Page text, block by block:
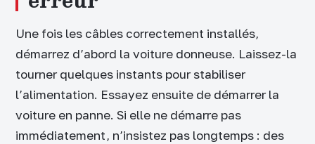
Une fois les câbles correctement installés,
démarrez d’abord la voiture donneuse. Laissez-la
tourner quelques instants pour stabiliser
l’alimentation. Essayez ensuite de démarrer la
voiture en panne. Si elle ne démarre pas
immédiatement, n’insistez pas longtemps : des